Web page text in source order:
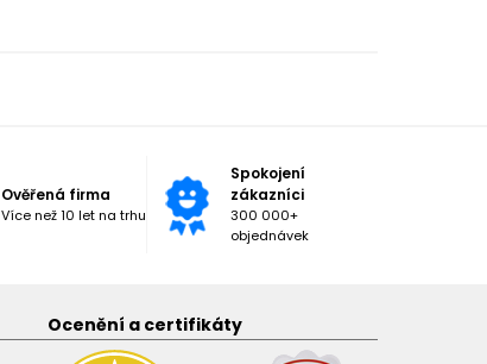
Ověřená firma
Více než 10 let na trhu
Spokojení
zákazníci
300 000+
objednávek
Ocenění a certifikáty